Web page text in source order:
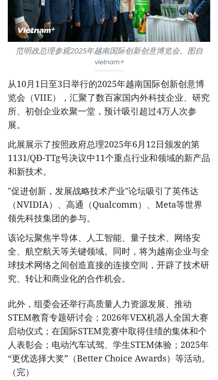
范明政总理参观2025年越南国际创新创意博览会。图自
vietnam+
从10月1日至3日举行的2025年越南国际创新创意博
览会（VIIE），汇聚了数百家国内外科技企业、研究
所、初创企业欢聚一堂，预计吸引超过4万人次参
展。
此展展示了按照政府总理2025年6月12日颁发的第
1131/QĐ-TTg号决议中11个重点行业和领域的新产品
和新技术。
"促进创新，发展战略技术产业"论坛吸引了英伟达
（NVIDIA）、高通（Qualcomm）、Meta等世界
领先科技集团的参与。
该论坛聚焦半导体、人工智能、量子技术、网络安
全、航空航天等关键领域。同时，将为越南企业与全
球技术网络之间创造直接的连接空间，开辟了技术研
究、转让和商业化的合作机会。
此外，组委会还举行高质量人力资源发展、推动
STEM教育专题研讨会；2026年VEX机器人全国大赛
启动仪式；在国际STEM竞赛中取得佳绩的集体和个
人表彰会；电动汽车试驾、学生STEM体验；2025年
“更优选择大奖”（Better Choice Awards）等活动。
（完）